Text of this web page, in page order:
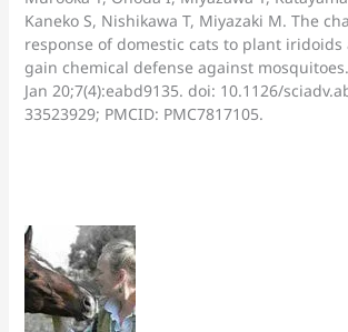
Kaneko S, Nishikawa T, Miyazaki M. The
response of domestic cats to plant
gain chemical defense against mosquitoes.
Jan 20;7(4):eabd9135. doi: 10.1126/
33523929; PMCID: PMC7817105.